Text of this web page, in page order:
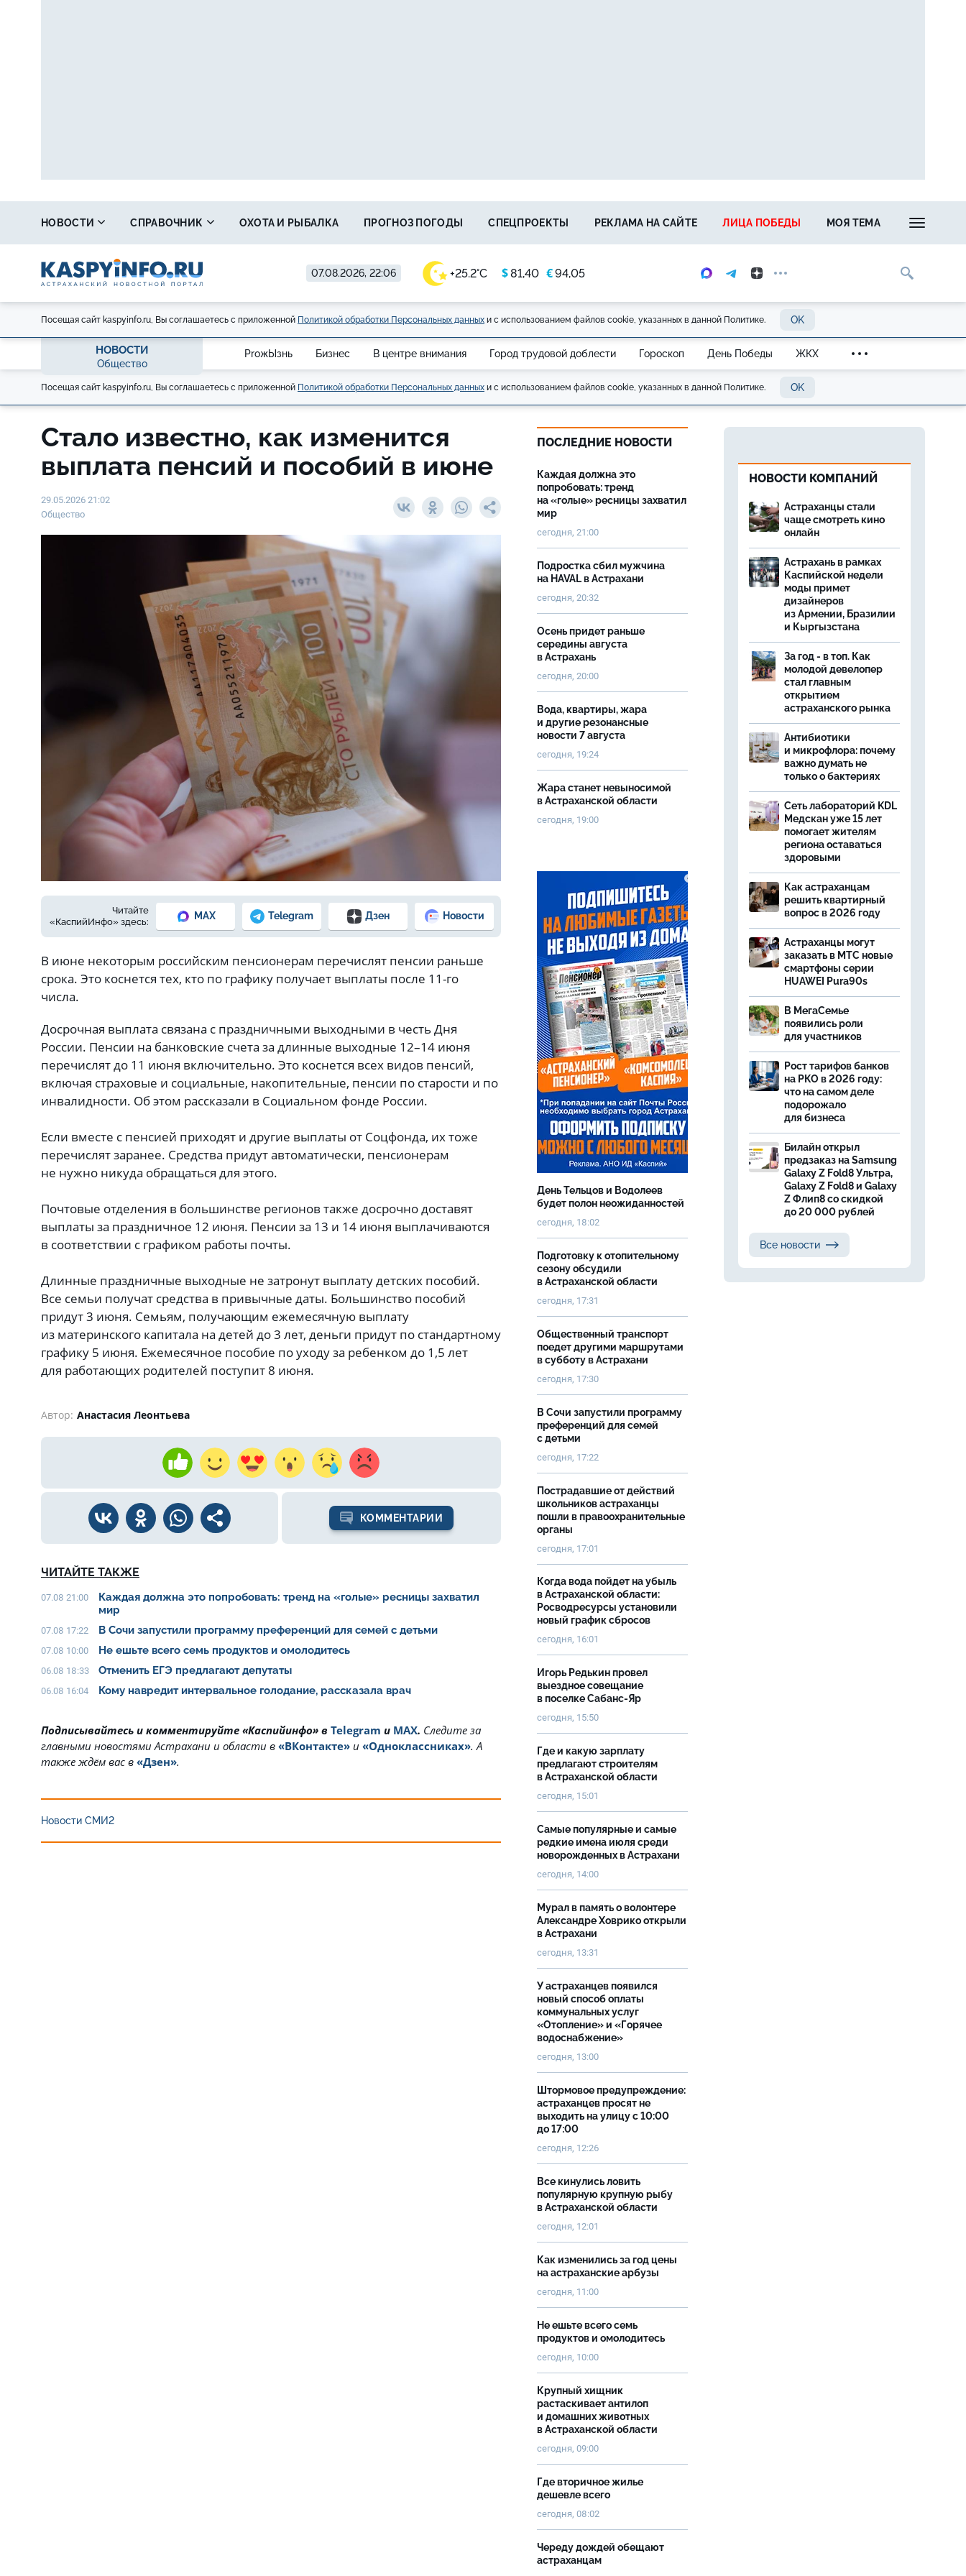
07.08.2026, 22:06 +25.2°C $81,40 €94,05
НОВОСТИ СПРАВОЧНИК ОХОТА И РЫБАЛКА ПРОГНОЗ ПОГОДЫ СПЕЦПРОЕКТЫ РЕКЛАМА НА САЙТЕ ЛИЦА ПОБЕДЫ МОЯ ТЕМА
Посещая сайт kaspyinfo.ru, Вы соглашаетесь с приложенной Политикой обработки Персональных данных и с использованием файлов cookie, указанных в данной Политике. OK
НОВОСТИ
Общество
ProжЫзнь Бизнес В центре внимания Город трудовой доблести Гороскоп День Победы ЖКХ
Посещая сайт kaspyinfo.ru, Вы соглашаетесь с приложенной Политикой обработки Персональных данных и с использованием файлов cookie, указанных в данной Политике. OK
Стало известно, как изменится
выплата пенсий и пособий в июне
29.05.2026 21:02
Общество
Читайте
«КаспийИнфо» здесь:
MAX Telegram Дзен Новости
В июне некоторым российским пенсионерам перечислят пенсии раньше
срока. Это коснется тех, кто по графику получает выплаты после 11-го
числа.
Досрочная выплата связана с праздничными выходными в честь Дня
России. Пенсии на банковские счета за длинные выходные 12–14 июня
перечислят до 11 июня включительно. Это коснется всех видов пенсий,
включая страховые и социальные, накопительные, пенсии по старости и по
инвалидности. Об этом рассказали в Социальном фонде России.
Если вместе с пенсией приходят и другие выплаты от Соцфонда, их тоже
перечислят заранее. Средства придут автоматически, пенсионерам
не нужно никуда обращаться для этого.
Почтовые отделения в большинстве регионов также досрочно доставят
выплаты за праздничное 12 июня. Пенсии за 13 и 14 июня выплачиваются
в соответствии с графиком работы почты.
Длинные праздничные выходные не затронут выплату детских пособий.
Все семьи получат средства в привычные даты. Большинство пособий
придут 3 июня. Семьям, получающим ежемесячную выплату
из материнского капитала на детей до 3 лет, деньги придут по стандартному
графику 5 июня. Ежемесячное пособие по уходу за ребенком до 1,5 лет
для работающих родителей поступит 8 июня.
Автор: Анастасия Леонтьева
КОММЕНТАРИИ
ЧИТАЙТЕ ТАКЖЕ
07.08 21:00
Каждая должна это попробовать: тренд на «голые» ресницы захватил
мир
07.08 17:22 В Сочи запустили программу преференций для семей с детьми
07.08 10:00 Не ешьте всего семь продуктов и омолодитесь
06.08 18:33 Отменить ЕГЭ предлагают депутаты
06.08 16:04 Кому навредит интервальное голодание, рассказала врач
Подписывайтесь и комментируйте «Каспийинфо» в Telegram и MAX. Cледите за
главными новостями Астрахани и области в «ВКонтакте» и «Одноклассниках». А
также ждём вас в «Дзен».
Новости СМИ2
ПОСЛЕДНИЕ НОВОСТИ
Каждая должна это
попробовать: тренд
на «голые» ресницы захватил
мир
сегодня, 21:00
Подростка сбил мужчина
на HAVAL в Астрахани
сегодня, 20:32
Осень придет раньше
середины августа
в Астрахань
сегодня, 20:00
Вода, квартиры, жара
и другие резонансные
новости 7 августа
сегодня, 19:24
Жара станет невыносимой
в Астраханской области
сегодня, 19:00
День Тельцов и Водолеев
будет полон неожиданностей
сегодня, 18:02
Подготовку к отопительному
сезону обсудили
в Астраханской области
сегодня, 17:31
Общественный транспорт
поедет другими маршрутами
в субботу в Астрахани
сегодня, 17:30
В Сочи запустили программу
преференций для семей
с детьми
сегодня, 17:22
Пострадавшие от действий
школьников астраханцы
пошли в правоохранительные
органы
сегодня, 17:01
Когда вода пойдет на убыль
в Астраханской области:
Росводресурсы установили
новый график сбросов
сегодня, 16:01
Игорь Редькин провел
выездное совещание
в поселке Сабанс-Яр
сегодня, 15:50
Где и какую зарплату
предлагают строителям
в Астраханской области
сегодня, 15:01
Самые популярные и самые
редкие имена июля среди
новорожденных в Астрахани
сегодня, 14:00
Мурал в память о волонтере
Александре Ховрико открыли
в Астрахани
сегодня, 13:31
У астраханцев появился
новый способ оплаты
коммунальных услуг
«Отопление» и «Горячее
водоснабжение»
сегодня, 13:00
Штормовое предупреждение:
астраханцев просят не
выходить на улицу с 10:00
до 17:00
сегодня, 12:26
Все кинулись ловить
популярную крупную рыбу
в Астраханской области
сегодня, 12:01
Как изменились за год цены
на астраханские арбузы
сегодня, 11:00
Не ешьте всего семь
продуктов и омолодитесь
сегодня, 10:00
Крупный хищник
растаскивает антилоп
и домашних животных
в Астраханской области
сегодня, 09:00
Где вторичное жилье
дешевле всего
сегодня, 08:02
Череду дождей обещают
астраханцам
НОВОСТИ КОМПАНИЙ
Астраханцы стали
чаще смотреть кино
онлайн
Астрахань в рамках
Каспийской недели
моды примет
дизайнеров
из Армении, Бразилии
и Кыргызстана
За год - в топ. Как
молодой девелопер
стал главным
открытием
астраханского рынка
Антибиотики
и микрофлора: почему
важно думать не
только о бактериях
Сеть лабораторий KDL
Медскан уже 15 лет
помогает жителям
региона оставаться
здоровыми
Как астраханцам
решить квартирный
вопрос в 2026 году
Астраханцы могут
заказать в МТС новые
смартфоны серии
HUAWEI Pura90s
В МегаСемье
появились роли
для участников
Рост тарифов банков
на РКО в 2026 году:
что на самом деле
подорожало
для бизнеса
Билайн открыл
предзаказ на Samsung
Galaxy Z Fold8 Ультра,
Galaxy Z Fold8 и Galaxy
Z Флип8 со скидкой
до 20 000 рублей
Все новости